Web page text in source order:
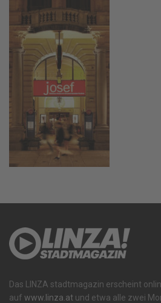
Das LINZA stadtmagazin erscheint
auf www.linza.at und etwa alle zwei